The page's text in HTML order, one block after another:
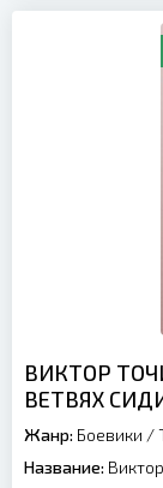
ВИКТОР
ВЕТВЯХ
Жанр: Боевики /
Название: